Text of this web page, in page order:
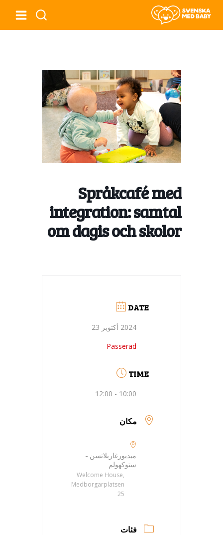
Språkcafé med
integration: samtal
om dagis och skolor
DATE
2024 أكتوبر 23
Passerad
TIME
10:00 - 12:00
مكان
ميدبورغاربلاتسن -
ستوكهولم
Welcome House,
Medborgarplatsen
25
فئات